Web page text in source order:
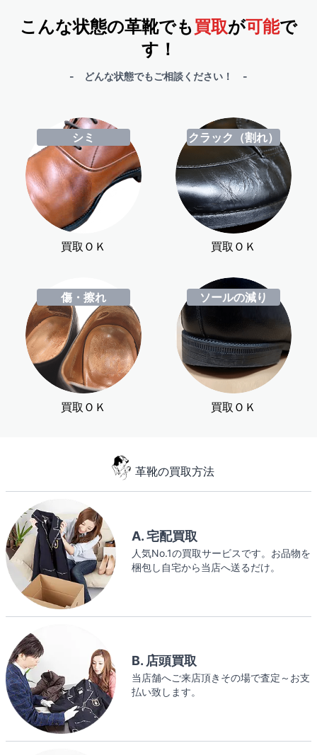
こんな状態の革靴でも買取が可能で
す！
- どんな状態でもご相談ください！ -
シミ
買取ＯＫ
クラック（割れ）
買取ＯＫ
傷・擦れ
買取ＯＫ
ソールの減り
買取ＯＫ
革靴の買取方法
A. 宅配買取
人気No.1の買取サービスです。お品物を
梱包し自宅から当店へ送るだけ。
B. 店頭買取
当店舗へご来店頂きその場で査定～お支
払い致します。